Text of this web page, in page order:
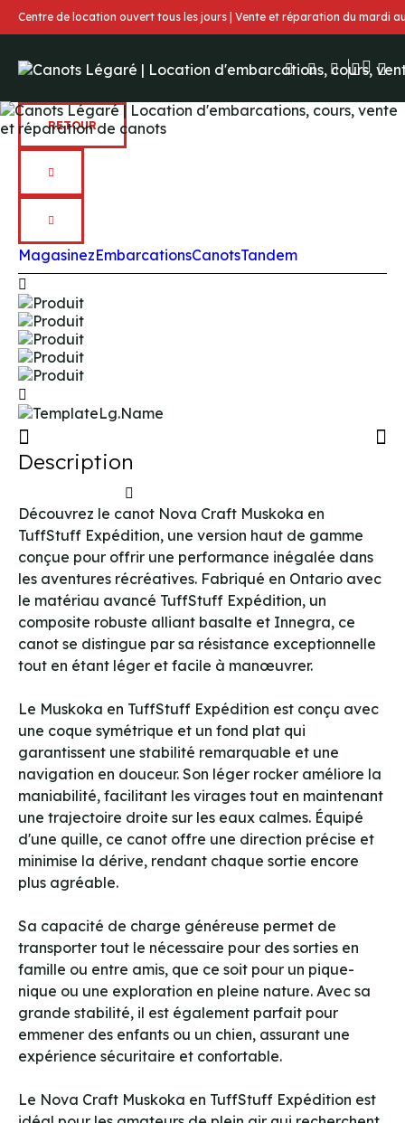
Centre de location ouvert tous les jours | Vente et réparation du mardi
RETOUR
MagasinezEmbarcationsCanotsTandem
Description
Découvrez le canot Nova Craft Muskoka en
TuffStuff Expédition, une version haut de gamme
conçue pour offrir une performance inégalée dans
les aventures récréatives. Fabriqué en Ontario avec
le matériau avancé TuffStuff Expédition, un
composite robuste alliant basalte et Innegra, ce
canot se distingue par sa résistance exceptionnelle
tout en étant léger et facile à manœuvrer.
Le Muskoka en TuffStuff Expédition est conçu avec
une coque symétrique et un fond plat qui
garantissent une stabilité remarquable et une
navigation en douceur. Son léger rocker améliore la
maniabilité, facilitant les virages tout en maintenant
une trajectoire droite sur les eaux calmes. Équipé
d'une quille, ce canot offre une direction précise et
minimise la dérive, rendant chaque sortie encore
plus agréable.
Sa capacité de charge généreuse permet de
transporter tout le nécessaire pour des sorties en
famille ou entre amis, que ce soit pour un pique-
nique ou une exploration en pleine nature. Avec sa
grande stabilité, il est également parfait pour
emmener des enfants ou un chien, assurant une
expérience sécuritaire et confortable.
Le Nova Craft Muskoka en TuffStuff Expédition est